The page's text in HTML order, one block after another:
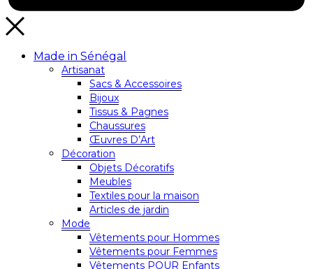
Made in Sénégal
Artisanat
Sacs & Accessoires
Bijoux
Tissus & Pagnes
Chaussures
Œuvres D’Art
Décoration
Objets Décoratifs
Meubles
Textiles pour la maison
Articles de jardin
Mode
Vêtements pour Hommes
Vêtements pour Femmes
Vêtements POUR Enfants